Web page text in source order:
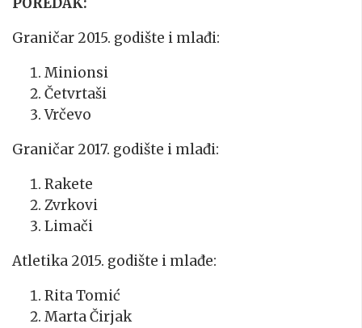
Graničar 2015. godište i mlađi:
Minionsi
Četvrtaši
Vrčevo
Graničar 2017. godište i mlađi:
Rakete
Zvrkovi
Limači
Atletika 2015. godište i mlađe:
Rita Tomić
Marta Čirjak